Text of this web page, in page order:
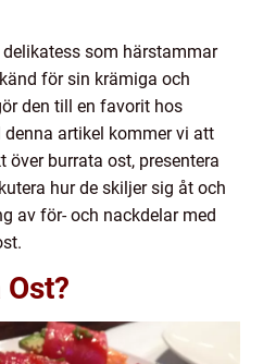
som härstammar
för sin krämiga och
den till en favorit hos
denna artikel kommer vi att
över burrata ost, presentera
hur de skiljer sig åt och
av för- och nackdelar med